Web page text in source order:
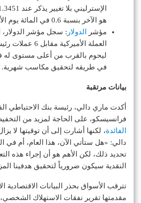
هو الآخر بنسبة 0.6 في المائة يوم الأربعاء.
مؤشر
الدولار : سجل مؤشر الدولار،
في طريقه لتحقيق مكاسب شهرية.
بيانات مرتقبة
أكدت ماري دالي، رئيسة بنك الاحتياطي
فرانسيسكو، على الحاجة لمزيد من
الفائدة، لكنها أشارت إلى أن توقيتها لا
دالي: «هل ستأتي الآن، هذا العام، أم
تحديد ذلك، لكن الأهم هو أن إجراء هذه
النقدية سيكون ضرورياً لتحقيق هدفينا
تترقب الأسواق بحذر البيانات الاقتصادية
مقدمتها تقرير نفقات الاستهلاك